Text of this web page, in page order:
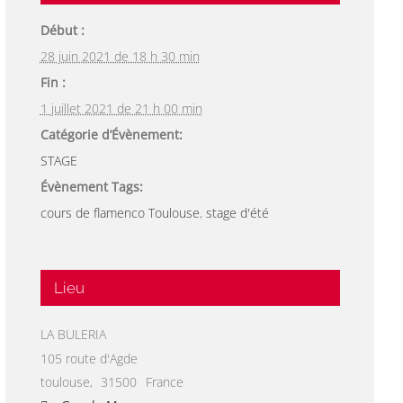
Début :
28 juin 2021 de 18 h 30 min
Fin :
1 juillet 2021 de 21 h 00 min
Catégorie d’Évènement:
STAGE
Évènement Tags:
cours de flamenco Toulouse, stage d'été
Lieu
LA BULERIA
105 route d'Agde
toulouse, 31500
France